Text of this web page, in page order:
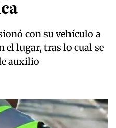
con su vehículo a
el lugar, tras lo cual se
auxilio